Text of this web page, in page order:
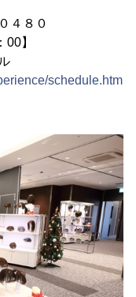
４８０
】
schedule.htm